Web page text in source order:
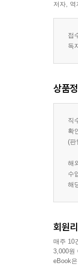
저자, 역
접
독
상품
직
확
(판
해
수
해
회원
매주 10
3,000원
eBook